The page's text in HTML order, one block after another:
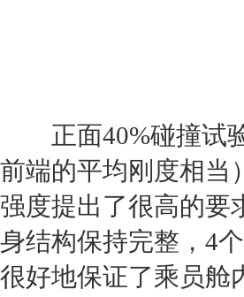
正面40%碰撞试
前端的平均刚度相当
强度提出了很高的要
身结构保持完整，4
很好地保证了乘员舱